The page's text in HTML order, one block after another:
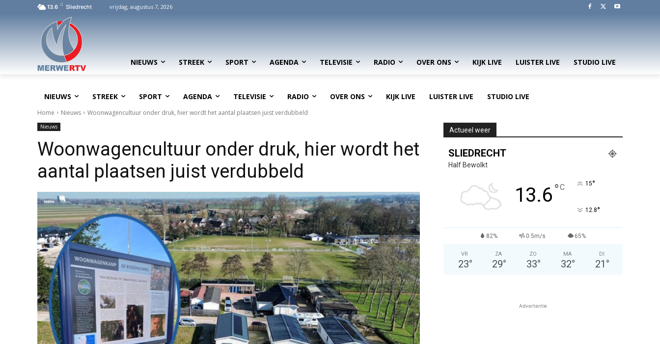
13.6 C Sliedrecht vrijdag, augustus 7, 2026
NIEUWS STREEK SPORT AGENDA TELEVISIE RADIO OVER ONS KIJK LIVE LUISTER LIVE STUDIO LIVE
NIEUWS STREEK SPORT AGENDA TELEVISIE RADIO OVER ONS KIJK LIVE LUISTER LIVE STUDIO LIVE
Home Nieuws Woonwagencultuur onder druk, hier wordt het aantal plaatsen juist verdubbeld
Nieuws
Woonwagencultuur onder druk, hier wordt het
aantal plaatsen juist verdubbeld
Actueel weer
SLIEDRECHT
Half Bewolkt
13.6°C 15°
12.8°
82% 0.5m/s 65%
VR
23°
ZA
29°
ZO
33°
MA
32°
DI
21 °
Advertentie